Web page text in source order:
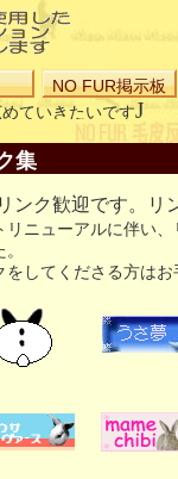
NO FUR掲示板
ていきたいですJ
集
ンク歓迎です。リ
リニューアルに伴い
をしてくださる方は